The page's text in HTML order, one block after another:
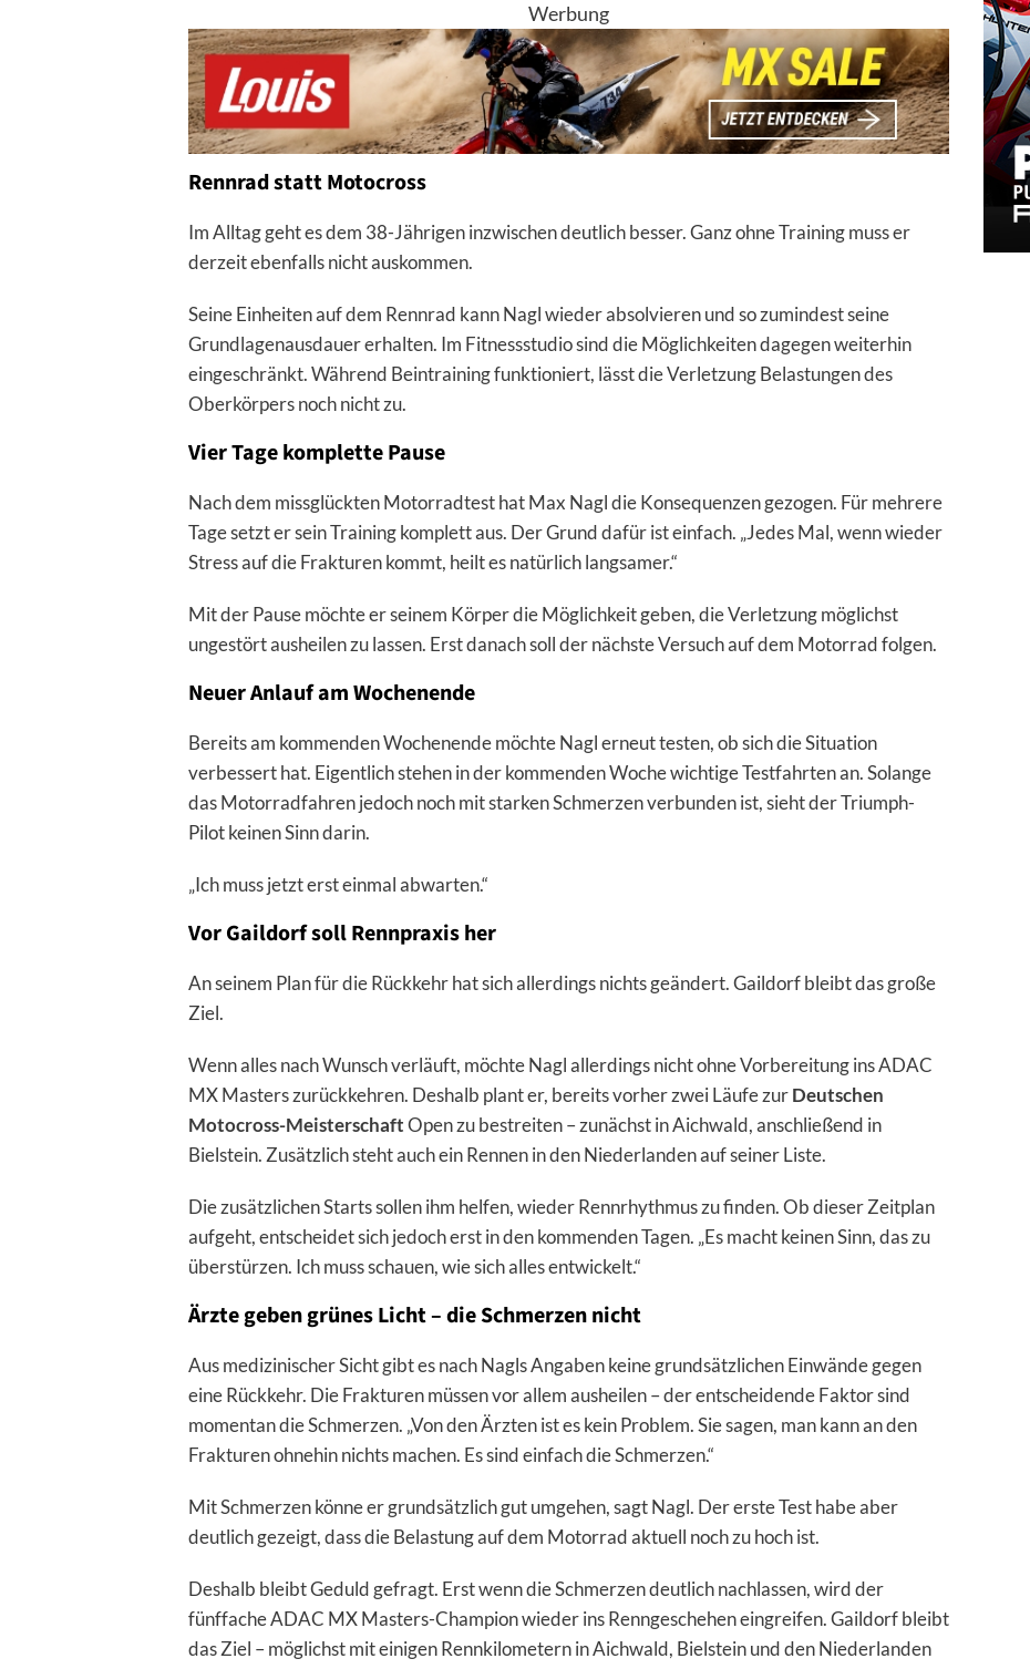
Werbung
Rennrad statt Motocross
Im Alltag geht es dem 38-Jährigen inzwischen deutlich besser. Ganz ohne Training muss er
derzeit ebenfalls nicht auskommen.
Seine Einheiten auf dem Rennrad kann Nagl wieder absolvieren und so zumindest seine
Grundlagenausdauer erhalten. Im Fitnessstudio sind die Möglichkeiten dagegen weiterhin
eingeschränkt. Während Beintraining funktioniert, lässt die Verletzung Belastungen des
Oberkörpers noch nicht zu.
Vier Tage komplette Pause
Nach dem missglückten Motorradtest hat Max Nagl die Konsequenzen gezogen. Für mehrere
Tage setzt er sein Training komplett aus. Der Grund dafür ist einfach. „Jedes Mal, wenn wieder
Stress auf die Frakturen kommt, heilt es natürlich langsamer.“
Mit der Pause möchte er seinem Körper die Möglichkeit geben, die Verletzung möglichst
ungestört ausheilen zu lassen. Erst danach soll der nächste Versuch auf dem Motorrad folgen.
Neuer Anlauf am Wochenende
Bereits am kommenden Wochenende möchte Nagl erneut testen, ob sich die Situation
verbessert hat. Eigentlich stehen in der kommenden Woche wichtige Testfahrten an. Solange
das Motorradfahren jedoch noch mit starken Schmerzen verbunden ist, sieht der Triumph-
Pilot keinen Sinn darin.
„Ich muss jetzt erst einmal abwarten.“
Vor Gaildorf soll Rennpraxis her
An seinem Plan für die Rückkehr hat sich allerdings nichts geändert. Gaildorf bleibt das große
Ziel.
Wenn alles nach Wunsch verläuft, möchte Nagl allerdings nicht ohne Vorbereitung ins ADAC
MX Masters zurückkehren. Deshalb plant er, bereits vorher zwei Läufe zurDeutschen
Motocross-MeisterschaftOpen zu bestreiten – zunächst in Aichwald, anschließend in
Bielstein. Zusätzlich steht auch ein Rennen in den Niederlanden auf seiner Liste.
Die zusätzlichen Starts sollen ihm helfen, wieder Rennrhythmus zu finden. Ob dieser Zeitplan
aufgeht, entscheidet sich jedoch erst in den kommenden Tagen. „Es macht keinen Sinn, das zu
überstürzen. Ich muss schauen, wie sich alles entwickelt.“
Ärzte geben grünes Licht – die Schmerzen nicht
Aus medizinischer Sicht gibt es nach Nagls Angaben keine grundsätzlichen Einwände gegen
eine Rückkehr. Die Frakturen müssen vor allem ausheilen – der entscheidende Faktor sind
momentan die Schmerzen. „Von den Ärzten ist es kein Problem. Sie sagen, man kann an den
Frakturen ohnehin nichts machen. Es sind einfach die Schmerzen.“
Mit Schmerzen könne er grundsätzlich gut umgehen, sagt Nagl. Der erste Test habe aber
deutlich gezeigt, dass die Belastung auf dem Motorrad aktuell noch zu hoch ist.
Deshalb bleibt Geduld gefragt. Erst wenn die Schmerzen deutlich nachlassen, wird der
fünffache ADAC MX Masters-Champion wieder ins Renngeschehen eingreifen. Gaildorf bleibt
das Ziel – möglichst mit einigen Rennkilometern in Aichwald, Bielstein und den Niederlanden